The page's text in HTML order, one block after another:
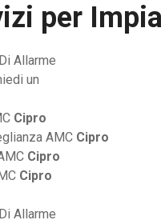
per
Cipro
AMC Cipro
Cipro
Cipro